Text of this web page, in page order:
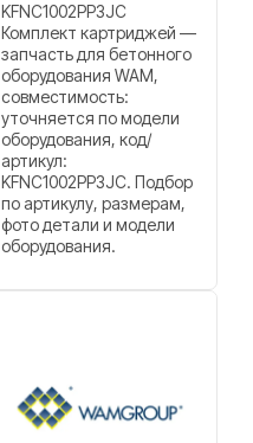
KFNC1002PP3JC
Комплект картриджей —
запчасть для бетонного
оборудования WAM,
совместимость:
уточняется по модели
оборудования, код/
артикул:
KFNC1002PP3JC. Подбор
по артикулу, размерам,
фото детали и модели
оборудования.